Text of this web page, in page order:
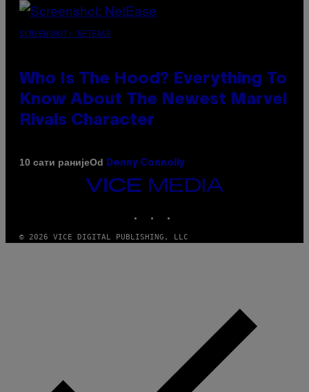
SCREENSHOT: NETEASE
Who Is The Hood? Everything To
Know About The Newest Marvel
Rivals Character
10 сати ранијеOd Denny Connolly
VICE
MEDIA
© 2026 VICE DIGITAL PUBLISHING, LLC